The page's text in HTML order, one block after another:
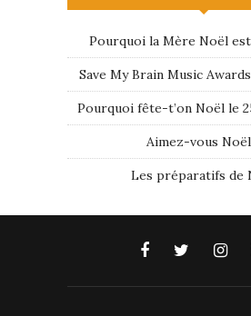
Pourquoi la Mère Noël
Save My Brain Music
Pourquoi fête-t’on Noël le
Aimez-vous
Les préparatifs de